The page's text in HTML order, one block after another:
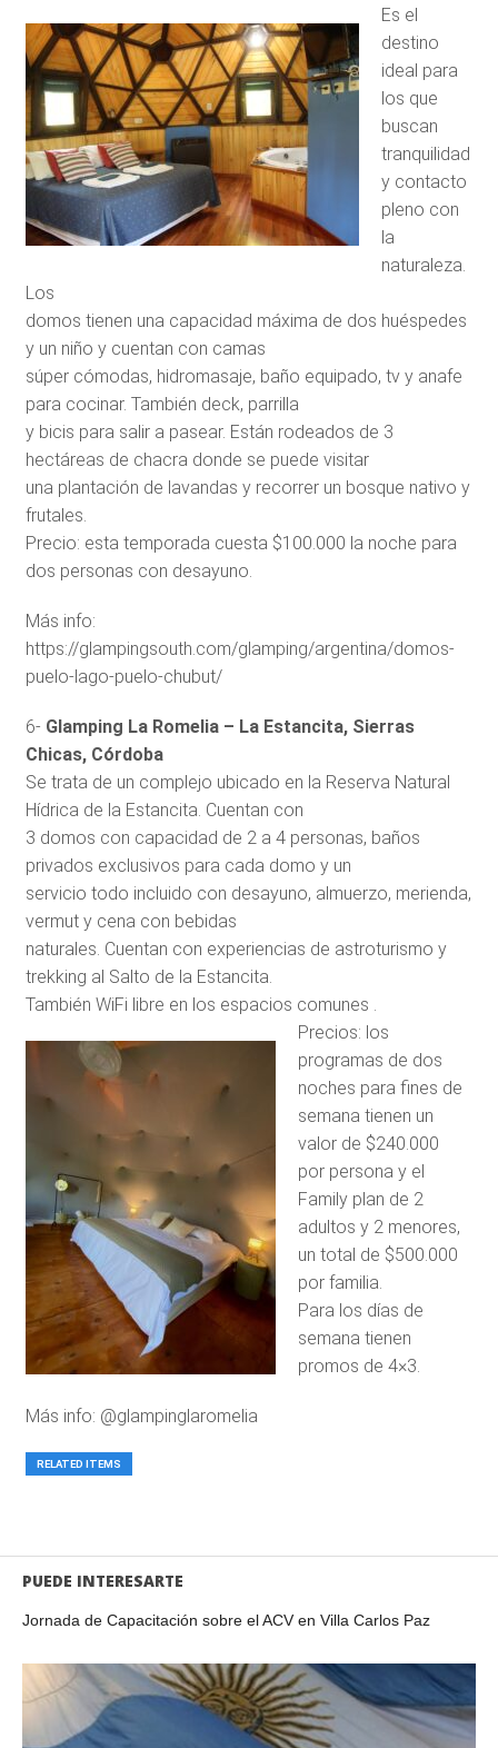
Es el
destino
ideal para
los que
buscan
tranquilidad
y contacto
pleno con
la
naturaleza.
Los
domos tienen una capacidad máxima de dos huéspedes
y un niño y cuentan con camas
súper cómodas, hidromasaje, baño equipado, tv y anafe
para cocinar. También deck, parrilla
y bicis para salir a pasear. Están rodeados de 3
hectáreas de chacra donde se puede visitar
una plantación de lavandas y recorrer un bosque nativo y
frutales.
Precio: esta temporada cuesta $100.000 la noche para
dos personas con desayuno.
Más info:
https://glampingsouth.com/glamping/argentina/domos-
puelo-lago-puelo-chubut/
6- Glamping La Romelia – La Estancita, Sierras
Chicas, Córdoba
Se trata de un complejo ubicado en la Reserva Natural
Hídrica de la Estancita. Cuentan con
3 domos con capacidad de 2 a 4 personas, baños
privados exclusivos para cada domo y un
servicio todo incluido con desayuno, almuerzo, merienda,
vermut y cena con bebidas
naturales. Cuentan con experiencias de astroturismo y
trekking al Salto de la Estancita.
También WiFi libre en los espacios comunes .
Precios: los
programas de dos
noches para fines de
semana tienen un
valor de $240.000
por persona y el
Family plan de 2
adultos y 2 menores,
un total de $500.000
por familia.
Para los días de
semana tienen
promos de 4×3.
Más info: @glampinglaromelia
RELATED ITEMS
PUEDE INTERESARTE
Jornada de Capacitación sobre el ACV en Villa Carlos Paz